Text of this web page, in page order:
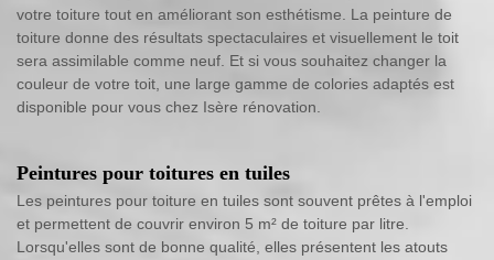
votre toiture tout en améliorant son esthétisme. La peinture de
toiture donne des résultats spectaculaires et visuellement le toit
sera assimilable comme neuf. Et si vous souhaitez changer la
couleur de votre toit, une large gamme de colories adaptés est
disponible pour vous chez Isère rénovation.
Peintures pour toitures en tuiles
Les peintures pour toiture en tuiles sont souvent prêtes à l'emploi
et permettent de couvrir environ 5 m² de toiture par litre.
Lorsqu'elles sont de bonne qualité, elles présentent les atouts